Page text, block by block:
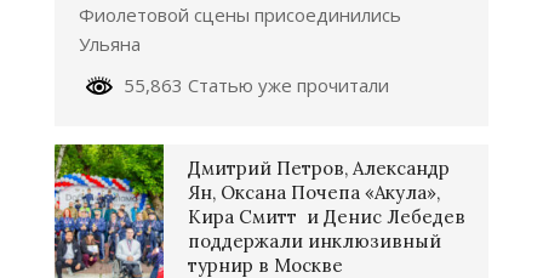
Фиолетовой сцены присоединились
Ульяна
55,863 Статью уже прочитали
Дмитрий Петров, Александр
Ян, Оксана Почепа «Акула»,
Кира Смитт и Денис Лебедев
поддержали инклюзивный
турнир в Москве